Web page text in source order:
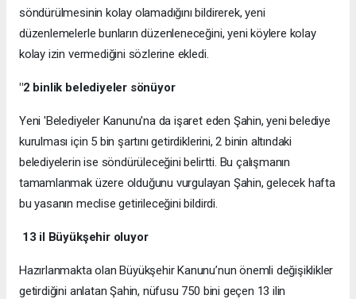
söndürülmesinin kolay olamadığını bildirerek, yeni
düzenlemelerle bunların düzenleneceğini, yeni köylere kolay
kolay izin vermediğini sözlerine ekledi.
"2 binlik belediyeler sönüyor
Yeni 'Belediyeler Kanunu'na da işaret eden Şahin, yeni belediye
kurulması için 5 bin şartını getirdiklerini, 2 binin altındaki
belediyelerin ise söndürüleceğini belirtti. Bu çalışmanın
tamamlanmak üzere olduğunu vurgulayan Şahin, gelecek hafta
bu yasanın meclise getirileceğini bildirdi.
13 il Büyükşehir oluyor
Hazırlanmakta olan Büyükşehir Kanunu’nun önemli değişiklikler
getirdiğini anlatan Şahin, nüfusu 750 bini geçen 13 ilin